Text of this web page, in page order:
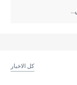
كل الاخبار